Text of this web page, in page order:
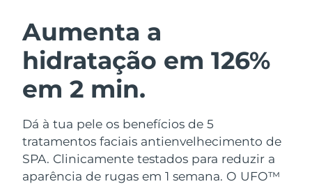
Aumenta a
hidratação em 126%
em 2 min.
Dá à tua pele os benefícios de 5
tratamentos faciais antienvelhecimento de
SPA. Clinicamente testados para reduzir a
aparência de rugas em 1 semana. O UFO™
Limpeza facial
Anti-aging massage
LUNA™ 4 Plus
Microcurrent toning
BEAR™ 2 go
Hidratação Cuidado oral
Áustria
Barein Entrega prevista8/10/26
Bélgica
Bermudas Entrega prevista
Bósnia e
Herzegovina
Entrega prevista8/12/26